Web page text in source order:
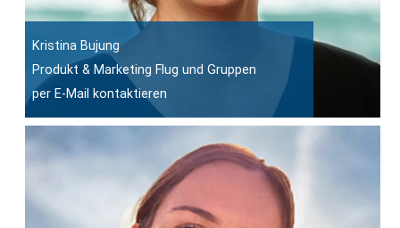
Kristina Bujung
Produkt & Marketing Flug und Gruppen
per E-Mail kontaktieren